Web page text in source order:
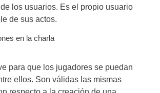
los usuarios. Es el propio usuario
de sus actos.
en la charla
para que los jugadores se puedan
ellos. Son válidas las mismas